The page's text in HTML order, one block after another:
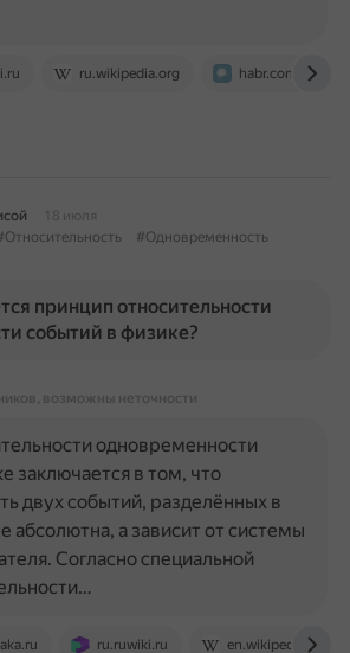
ru.wikipedia.org habr.com
18 июля
#Одновременность
принцип относительности
событий в физике?
возможны неточности
ru.ruwiki.ru en.wikipedia.org
одновременности
заключается в том, что
двух событий, разделённых в
абсолютна, а зависит от системы
Согласно специальной